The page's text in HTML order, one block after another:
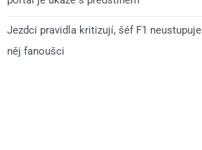
Jezdci pravidla kritizují, šéf F1
něj fanoušci